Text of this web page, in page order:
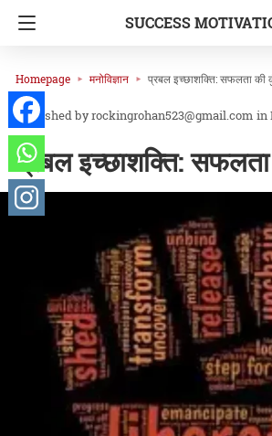
SUCCESS
Homepage मनोविज्ञान प्रबल इच्छाशक्ति: सफलता की
rockingrohan523@gmail.com in
प्रबल इच्छाशक्ति: